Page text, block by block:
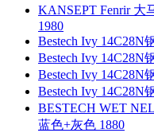
KANSEPT Fenrir 大
1980
Bestech Ivy 14C28N
Bestech Ivy 14C28N
Bestech Ivy 14C28N
Bestech Ivy 14C28N
BESTECH WET
蓝色+灰色 1880